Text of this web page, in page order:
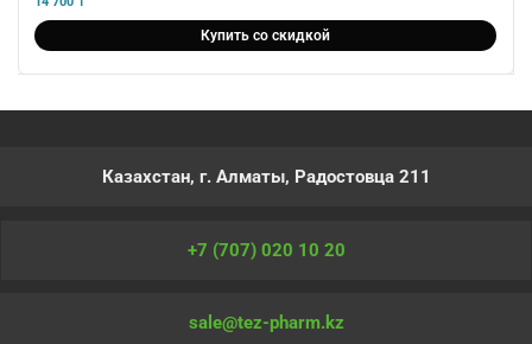
Купить со скидкой
Казахстан, г. Алматы, Радостовца 211
+7 (707) 020 10 20
sale@tez-pharm.kz